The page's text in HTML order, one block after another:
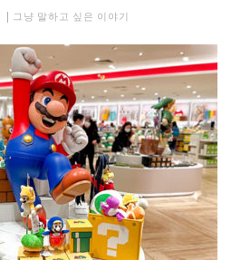
그냥 말하고 싶은 이야기